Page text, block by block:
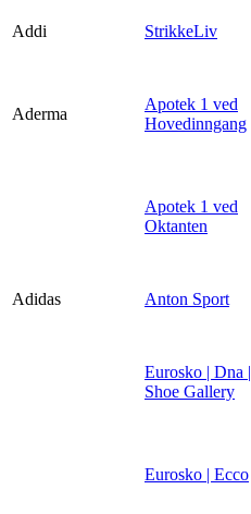
Addi StrikkeLiv
Aderma
Apotek 1 ved
Hovedinngang
Apotek 1 ved
Oktanten
Adidas Anton Sport
Eurosko | Dna |
Shoe Gallery
Eurosko | Ecco